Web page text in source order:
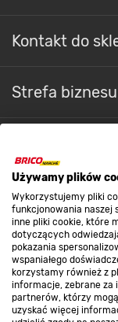
Używamy plików
Wykorzystujemy pliki
funkcjonowania naszej
inne pliki cookie, które
dotyczących
pokazania
wspaniałego
korzystamy również z
informacje, zebrane za
partnerów, którzy
uzyskać więcej
Kontakt do
Strefa biznesu
Metody płatności